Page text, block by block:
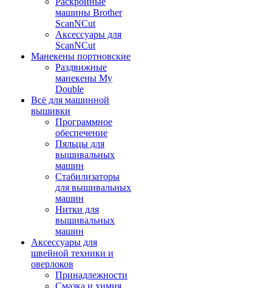
машины Brother
ScanNCut
Аксессуары для
ScanNCut
Манекены портновские
Раздвижные
манекены My
Double
Всё для машинной
вышивки
Программное
обеспечение
Пяльцы для
вышивальных
машин
Стабилизаторы
для вышивальных
машин
Нитки для
вышивальных
машин
Аксессуары для
швейной техники и
оверлоков
Принадлежности
Смазка и химия